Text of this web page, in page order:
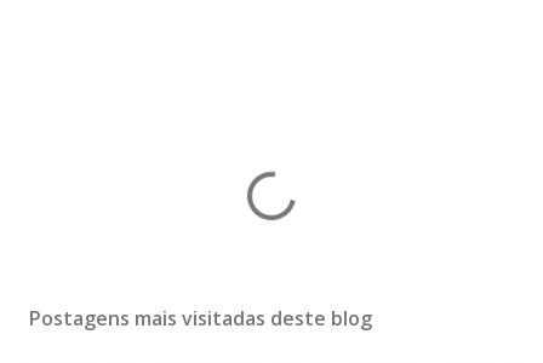
Postagens mais visitadas deste blog